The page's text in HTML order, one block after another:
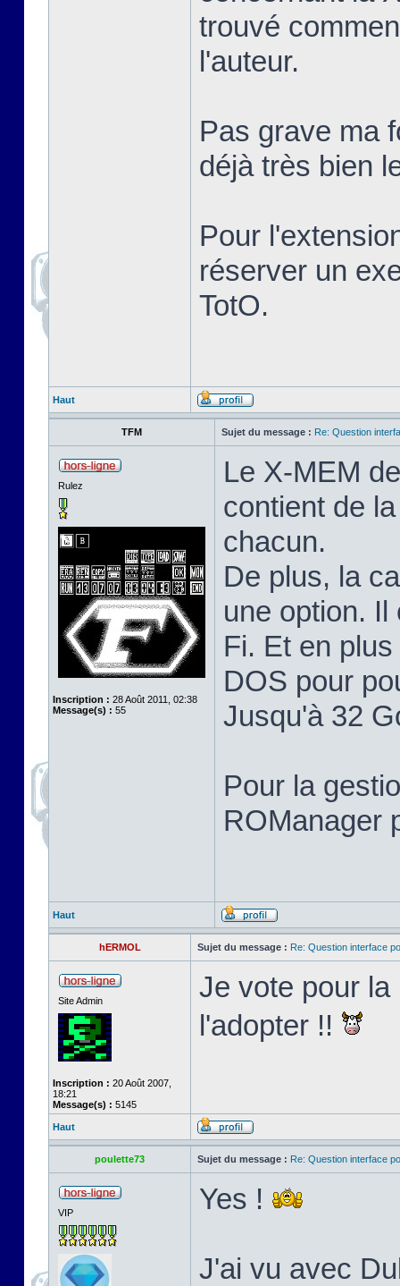
trouvé
l'auteur.
Pas grave ma
déjà très bien
Pour
réserver un
TotO.
Haut
TFM Sujet du message : Re: Question
Rulez
Inscription : 28 Août 2011, 02:38
Message(s) : 55
Le X-MEM
contient de
chacun.
De plus, la
une option.
Fi. Et en
DOS pour
Jusqu'à 32
Pour la
ROManager
Haut
hERMOL Sujet du message : Re: Question interface
Site Admin
Inscription : 20 Août 2007,
18:21
Message(s) : 5145
Je vote pour
l'adopter !!
Haut
poulette73 Sujet du message : Re: Question interface
VIP Yes !
J'ai vu avec